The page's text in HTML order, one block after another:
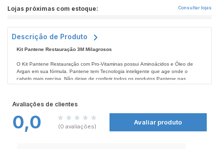
Lojas próximas com estoque: Consultar lojas
Descrição de Produto
Kit Pantene Restauração 3M Milagrosos
O Kit Pantene Restauração com Pro-Vitaminas possui Aminoácidos e Óleo de
Argan em sua fórmula. Pantene tem Tecnologia inteligente que age onde o
cabelo mais precisa. Não deixe de conferir todos os produtos Pantene nas
Farmácias Nissei.
prevenindo as pontas duplas.
Modo de Usar:
Aplicar sobre o cabelo úmido, massagear suavemente o couro cabeludo com a
Avaliações de clientes
0,0 (0 avaliações)
Avaliar produto